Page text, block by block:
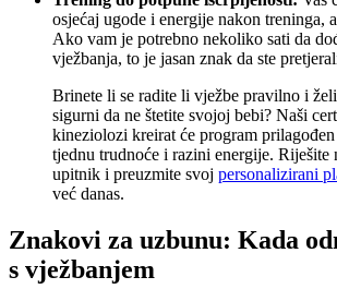
osjećaj ugode i energije nakon treninga,
Ako vam je potrebno nekoliko sati da
vježbanja, to je jasan znak da ste
Brinete li se radite li vježbe pravilno i
sigurni da ne štetite svojoj bebi? Naši
kineziolozi kreirat će program
tjednu trudnoće i razini energije. Riješite
upitnik i preuzmite svoj personalizirani
već danas.
Znakovi za uzbunu: Kada
s vježbanjem